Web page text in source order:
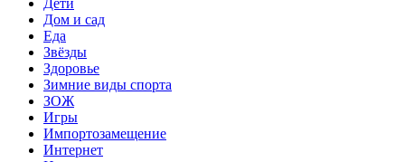
Дети
Дом и сад
Еда
Звёзды
Здоровье
Зимние виды спорта
ЗОЖ
Игры
Импортозамещение
Интернет